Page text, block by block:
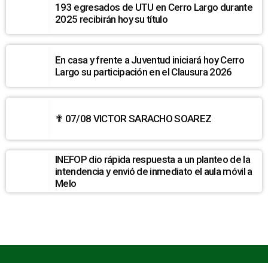
193 egresados de UTU en Cerro Largo durante
2025 recibirán hoy su título
En casa y frente a Juventud iniciará hoy Cerro
Largo su participación en el Clausura 2026
✟ 07/08 VICTOR SARACHO SOAREZ
INEFOP dio rápida respuesta a un planteo de la
intendencia y envió de inmediato el aula móvil a
Melo